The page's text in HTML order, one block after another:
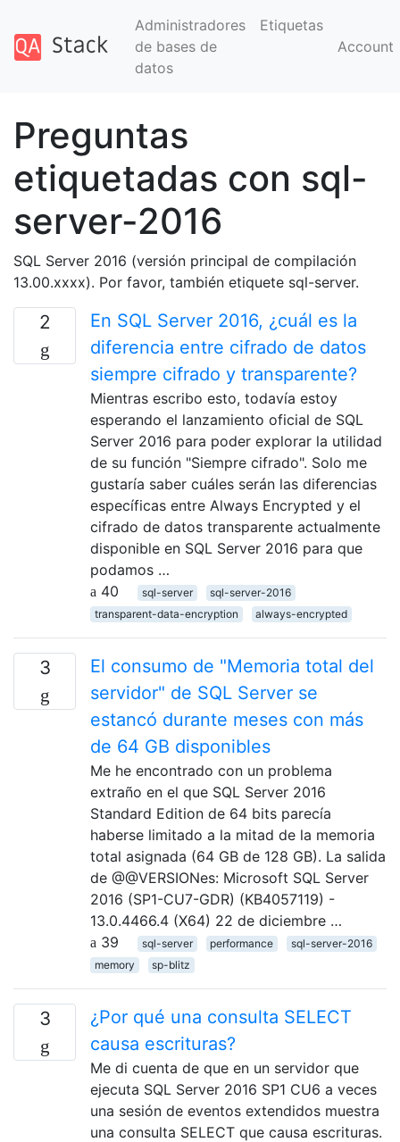
Administradores
de bases de
datos
Etiquetas
Account
Preguntas
etiquetadas con sql-
server-2016
SQL Server 2016 (versión principal de compilación
13.00.xxxx). Por favor, también etiquete sql-server.
2
En SQL Server 2016, ¿cuál es la
diferencia entre cifrado de datos
siempre cifrado y transparente?
Mientras escribo esto, todavía estoy
esperando el lanzamiento oficial de SQL
Server 2016 para poder explorar la utilidad
de su función "Siempre cifrado". Solo me
gustaría saber cuáles serán las diferencias
específicas entre Always Encrypted y el
cifrado de datos transparente actualmente
disponible en SQL Server 2016 para que
podamos …
40
sql-server
sql-server-2016
transparent-data-encryption
always-encrypted
3
El consumo de "Memoria total del
servidor" de SQL Server se
estancó durante meses con más
de 64 GB disponibles
Me he encontrado con un problema
extraño en el que SQL Server 2016
Standard Edition de 64 bits parecía
haberse limitado a la mitad de la memoria
total asignada (64 GB de 128 GB). La salida
de @@VERSIONes: Microsoft SQL Server
2016 (SP1-CU7-GDR) (KB4057119) -
13.0.4466.4 (X64) 22 de diciembre …
39
sql-server performance
sql-server-2016
memory
sp-blitz
3
¿Por qué una consulta SELECT
causa escrituras?
Me di cuenta de que en un servidor que
ejecuta SQL Server 2016 SP1 CU6 a veces
una sesión de eventos extendidos muestra
una consulta SELECT que causa escrituras.